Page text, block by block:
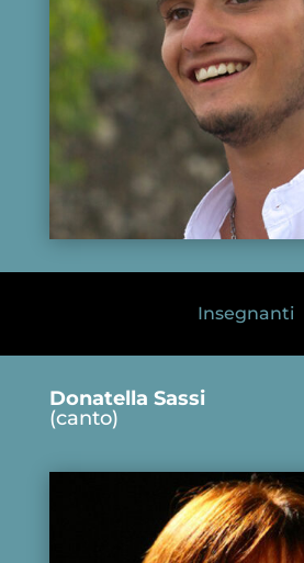
Insegnanti
Donatella Sassi
(canto)